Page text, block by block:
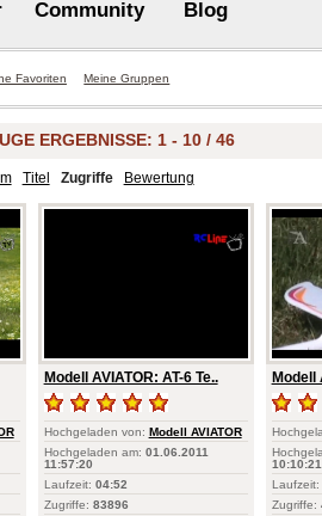
Community Blog
Favoriten Meine Gruppen
ERGEBNISSE: 1 - 10 / 46
Titel Zugriffe Bewertung
Modell AVIATOR: AT-6 Te..
Hochgeladen von: Modell AVIATOR
Hochgeladen am: 01.06.2011
11:57:20
Laufzeit: 04:52
Zugriffe: 83896
Modell
10:10:21
Laufzeit:
Zugriffe: